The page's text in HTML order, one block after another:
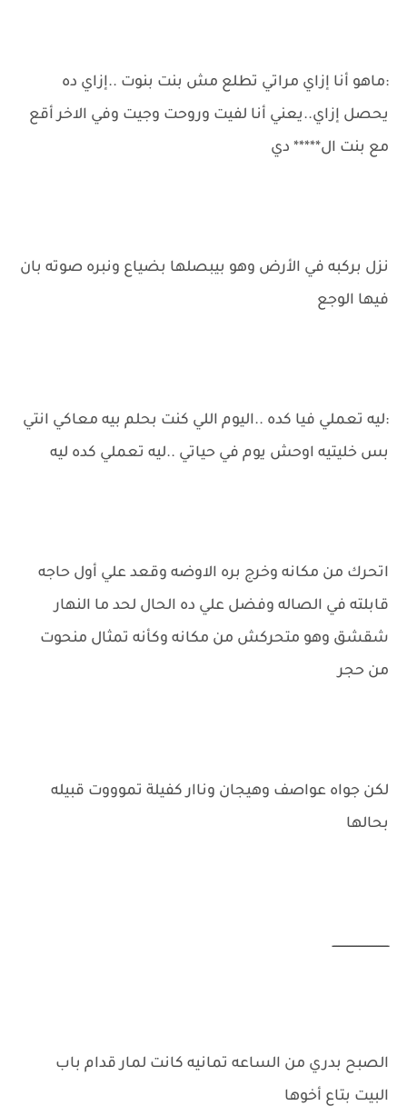
:ماهو أنا إزاي مراتي تطلع مش بنت بنوت ..إزاي ده
يحصل إزاي..يعني أنا لفيت وروحت وجيت وفي الاخر أقع
مع بنت ال***** دي
نزل بركبه في الأرض وهو بيبصلها بضياع ونبره صوته بان
فيها الوجع
:ليه تعملي فيا كده ..اليوم اللي كنت بحلم بيه معاكي انتي
بس خليتيه اوحش يوم في حياتي ..ليه تعملي كده ليه
اتحرك من مكانه وخرج بره الاوضه وقعد علي أول حاجه
قابلته في الصاله وفضل علي ده الحال لحد ما النهار
شقشق وهو متحركش من مكانه وكأنه تمثال منحوت
من حجر
لكن جواه عواصف وهيجان وناار كفيلة تموووت قبيله
بحالها
ـــــــــــــــــــــــــــــــ
الصبح بدري من الساعه تمانيه كانت لمار قدام باب
البيت بتاع أخوها